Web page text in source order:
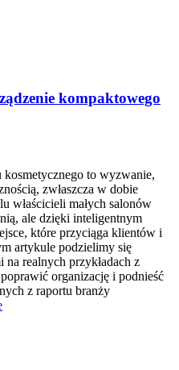
kompaktowego
to wyzwanie,
zwłaszcza w dobie
właścicieli małych salonów
ale dzięki inteligentnym
które przyciąga klientów i
artykule podzielimy się
realnych przykładach z
organizację i podnieść
z raportu branży